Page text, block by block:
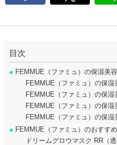
目次
● FEMMUE（ファミュ）の保湿美
FEMMUE（ファミュ）の保湿
FEMMUE（ファミュ）の保
FEMMUE（ファミュ）の保湿
FEMMUE（ファミュ）の保湿
● FEMMUE（ファミュ）のおすす
ドリームグロウマスク RR（透